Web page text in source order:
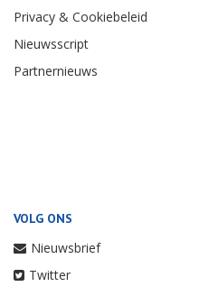
Privacy & Cookiebeleid
Nieuwsscript
Partnernieuws
VOLG ONS
Nieuwsbrief
Twitter